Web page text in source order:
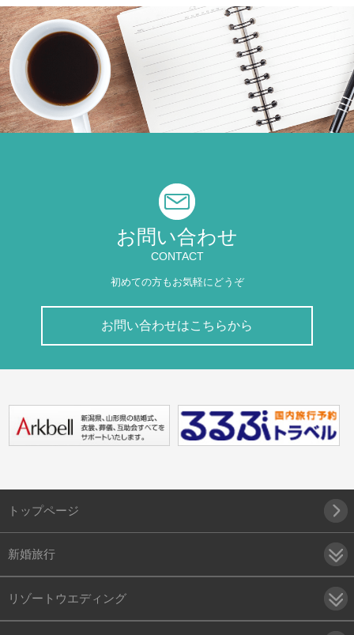
お問い合わせ
CONTACT
初めての方もお気軽にどうぞ
お問い合わせはこちらから
トップページ
新婚旅行
リゾートウエディング